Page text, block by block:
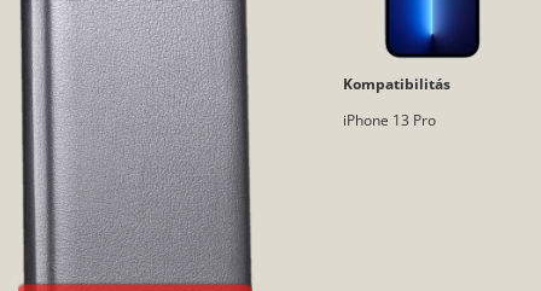
Kompatibilitás
iPhone 13 Pro